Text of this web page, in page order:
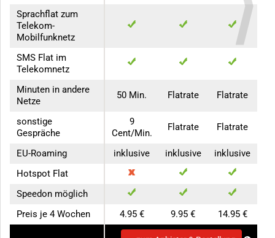
Sprachflat zum
Telekom-
Mobilfunknetz
SMS Flat im
Telekomnetz
Minuten in andere
Netze
50 Min. Flatrate Flatrate
sonstige
Gespräche
9
Cent/Min.
Flatrate Flatrate
EU-Roaming inklusive inklusive
inklusive
Hotspot Flat
Speedon möglich
Preis je 4 Wochen
4.95 € 9.95 €
14.95 €